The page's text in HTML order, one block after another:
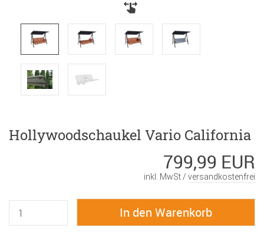
Hollywoodschaukel Vario California
799,99 EUR
inkl. MwSt / versandkostenfrei